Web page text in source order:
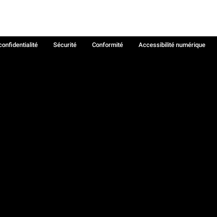
Sécurité Conformité
Accessibilité numérique